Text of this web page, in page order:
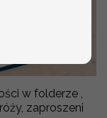
w folderze ,
zaproszeni